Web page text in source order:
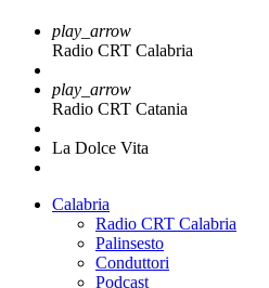
play_arrow
Radio CRT Calabria
play_arrow
Radio CRT Catania
La Dolce Vita
Calabria
Radio CRT Calabria
Palinsesto
Conduttori
Podcast